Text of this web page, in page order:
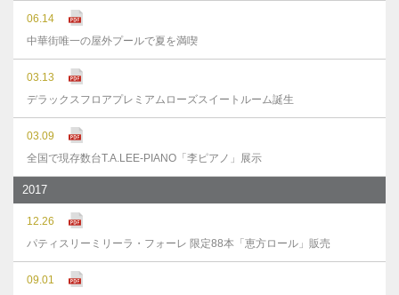
06.14
中華街唯一の屋外プールで夏を満喫
03.13
デラックスフロアプレミアムローズスイートルーム誕生
03.09
全国で現存数台T.A.LEE-PIANO「李ピアノ」展示
2017
12.26
パティスリーミリーラ・フォーレ 限定88本「恵方ロール」販売
09.01